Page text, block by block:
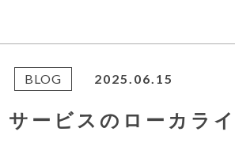
BLOG 2025.06.15
ービスのローカライ